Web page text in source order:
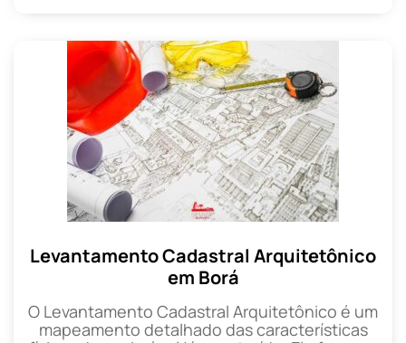
Levantamento Cadastral Arquitetônico
em Borá
O Levantamento Cadastral Arquitetônico é um
mapeamento detalhado das características